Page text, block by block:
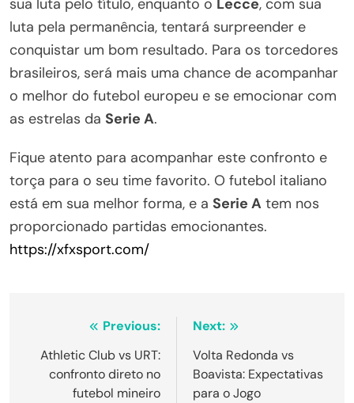
sua luta pelo título, enquanto o Lecce, com sua
luta pela permanência, tentará surpreender e
conquistar um bom resultado. Para os torcedores
brasileiros, será mais uma chance de acompanhar
o melhor do futebol europeu e se emocionar com
as estrelas da Serie A.
Fique atento para acompanhar este confronto e
torça para o seu time favorito. O futebol italiano
está em sua melhor forma, e a Serie A tem nos
proporcionado partidas emocionantes.
https://xfxsport.com/
Navegação
de
Post
Previous:
Athletic Club vs URT:
confronto direto no
futebol mineiro
Next:
Volta Redonda vs
Boavista: Expectativas
para o Jogo